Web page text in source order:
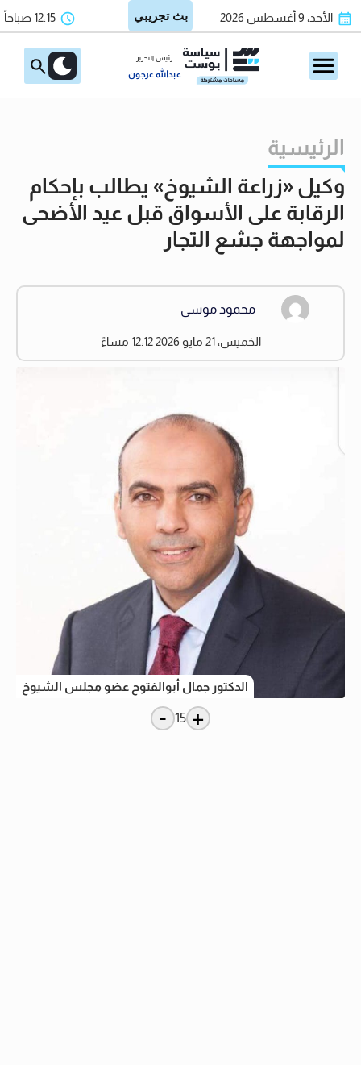
الأحد، 9 أغسطس 2026 12:15 صباحاً
رئيس التحرير
عبدالله عرجون
الرئيسية
وكيل «زراعة الشيوخ» يطالب بإحكام
الرقابة على الأسواق قبل عيد الأضحى
لمواجهة جشع التجار
محمود موسى
الخميس، 21 مايو 2026 12:12 مساءً
الدكتور جمال أبوالفتوح عضو مجلس الشيوخ
+
15
-